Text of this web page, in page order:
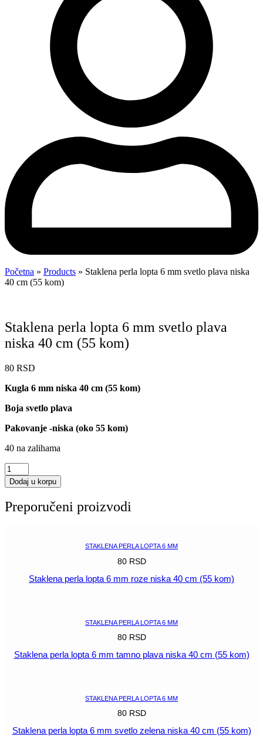
Početna » Products » Staklena perla lopta 6 mm svetlo plava niska
40 cm (55 kom)
Staklena perla lopta 6 mm svetlo plava
niska 40 cm (55 kom)
80 RSD
Kugla 6 mm niska 40 cm (55 kom)
Boja svetlo plava
Pakovanje -niska (oko 55 kom)
40 na zalihama
Staklena
perla
lopta
mm
Dodaj u korpu
Preporučeni proizvodi
STAKLENA PERLA LOPTA 6 MM
80 RSD
Staklena perla lopta 6 mm roze niska 40 cm (55 kom)
STAKLENA PERLA LOPTA 6 MM
80 RSD
Staklena perla lopta 6 mm tamno plava niska 40 cm (55 kom)
STAKLENA PERLA LOPTA 6 MM
80 RSD
Staklena perla lopta 6 mm svetlo zelena niska 40 cm (55 kom)